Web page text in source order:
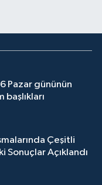
Pazar gününün
Çeşitli
Açıklandı